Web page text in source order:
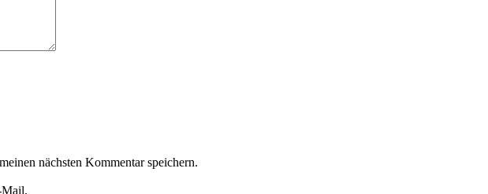
nächsten Kommentar speichern.
Mail.